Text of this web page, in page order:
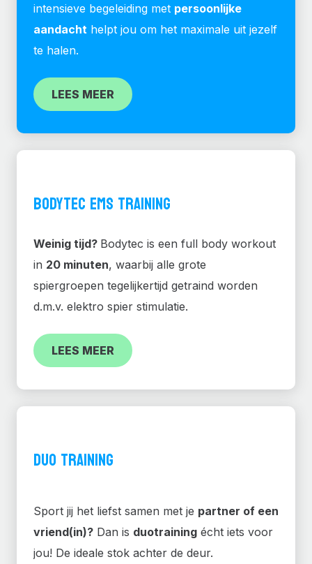
intensieve begeleiding met persoonlijke
aandacht helpt jou om het maximale uit jezelf
te halen.
LEES MEER
BODYTEC EMS TRAINING
Weinig tijd? Bodytec is een full body workout
in 20 minuten, waarbij alle grote
spiergroepen tegelijkertijd getraind worden
d.m.v. elektro spier stimulatie.
LEES MEER
DUO TRAINING
Sport jij het liefst samen met je partner of een
vriend(in)? Dan is duotraining écht iets voor
jou! De ideale stok achter de deur.